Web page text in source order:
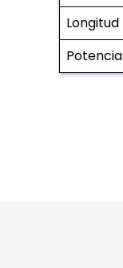
Longitud
Potencia